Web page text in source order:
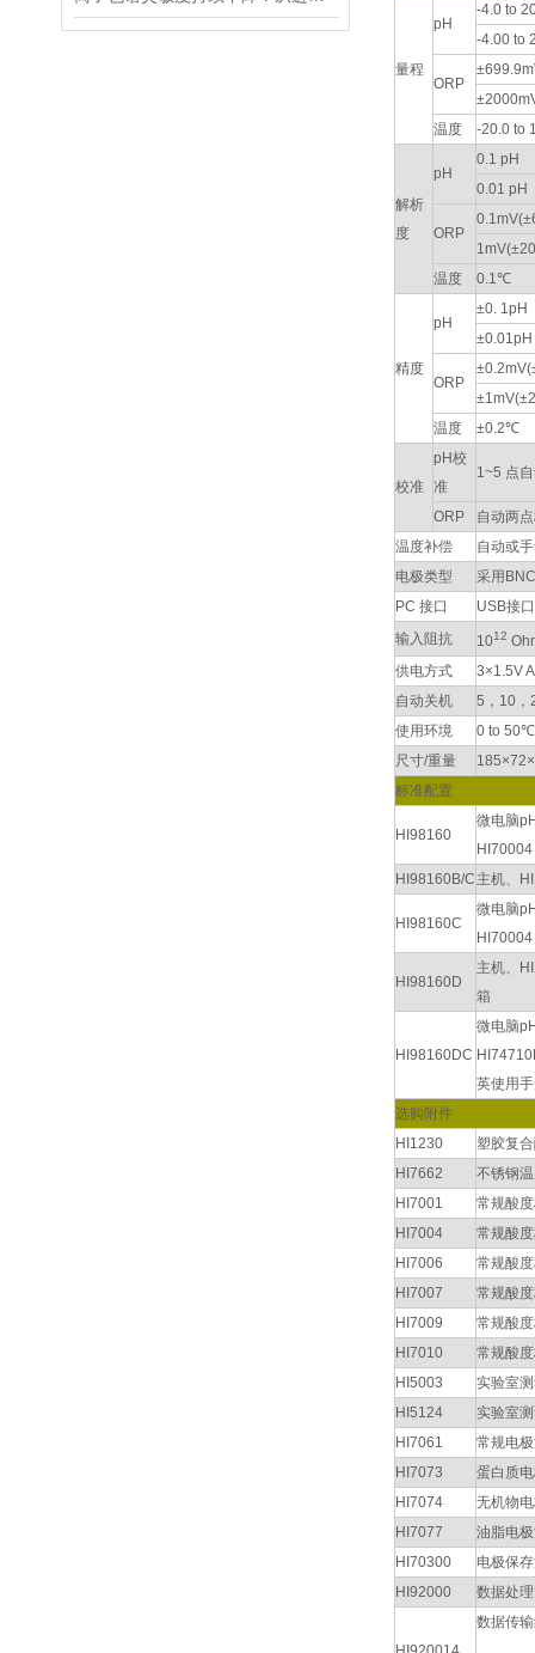
量程
pH
-4.0 to
-4.00 to
ORP
温度
-20.0 to
解析
度
pH
0.1 pH
0.01 pH
ORP
温度
0.1℃
精度
pH
±0. 1pH
±0.01pH
ORP
温度
±0.2℃
校准
pH校
准
1~5 点
ORP
自动两
温度补偿
自动或
电极类型
采用
PC 接口
USB接
输入阻抗
1012
供电方式
3×1.5V
自动关机
5，10，
使用环境
0 to 50℃
尺寸/重量
标准配置
HI98160
微电脑
HI98160B/C 主机、
HI98160C
微电脑
HI98160D
主机、
箱
HI98160DC
微电脑
英使用
选购附件
HI1230
塑胶复
HI7662
不锈钢
HI7001
常规酸
HI7004
常规酸
HI7006
常规酸
HI7007
常规酸
HI7009
常规酸
HI7010
常规酸
HI5003
实验室
HI5124
实验室
HI7061
常规电
HI7073
蛋白质
HI7074
无机物
HI7077
油脂电
HI70300
电极保
HI92000
数据处
数据传